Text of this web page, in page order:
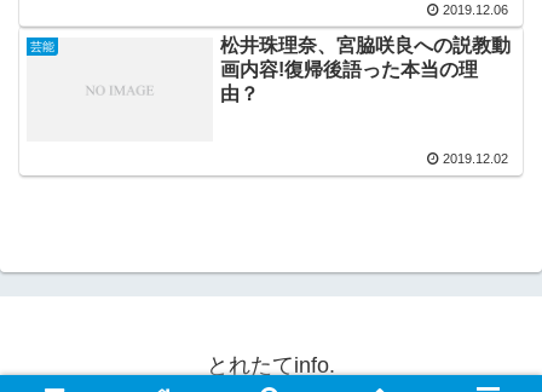
2019.12.06
芸能
松井珠理奈、宮脇咲良への説教動
画内容!復帰後語った本当の理
由？
2019.12.02
とれたてinfo.